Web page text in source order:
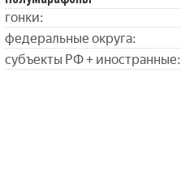
гонки:
федеральные округа:
субъекты РФ + иностранные: